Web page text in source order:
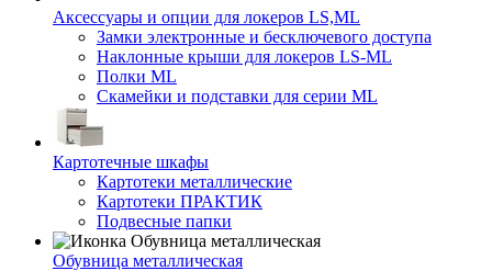
Аксессуары и опции для локеров LS,ML
Замки электронные и бесключевого доступа
Наклонные крыши для локеров LS-ML
Полки ML
Скамейки и подставки для серии ML
Картотечные шкафы
Картотеки металлические
Картотеки ПРАКТИК
Подвесные папки
Обувница металлическая